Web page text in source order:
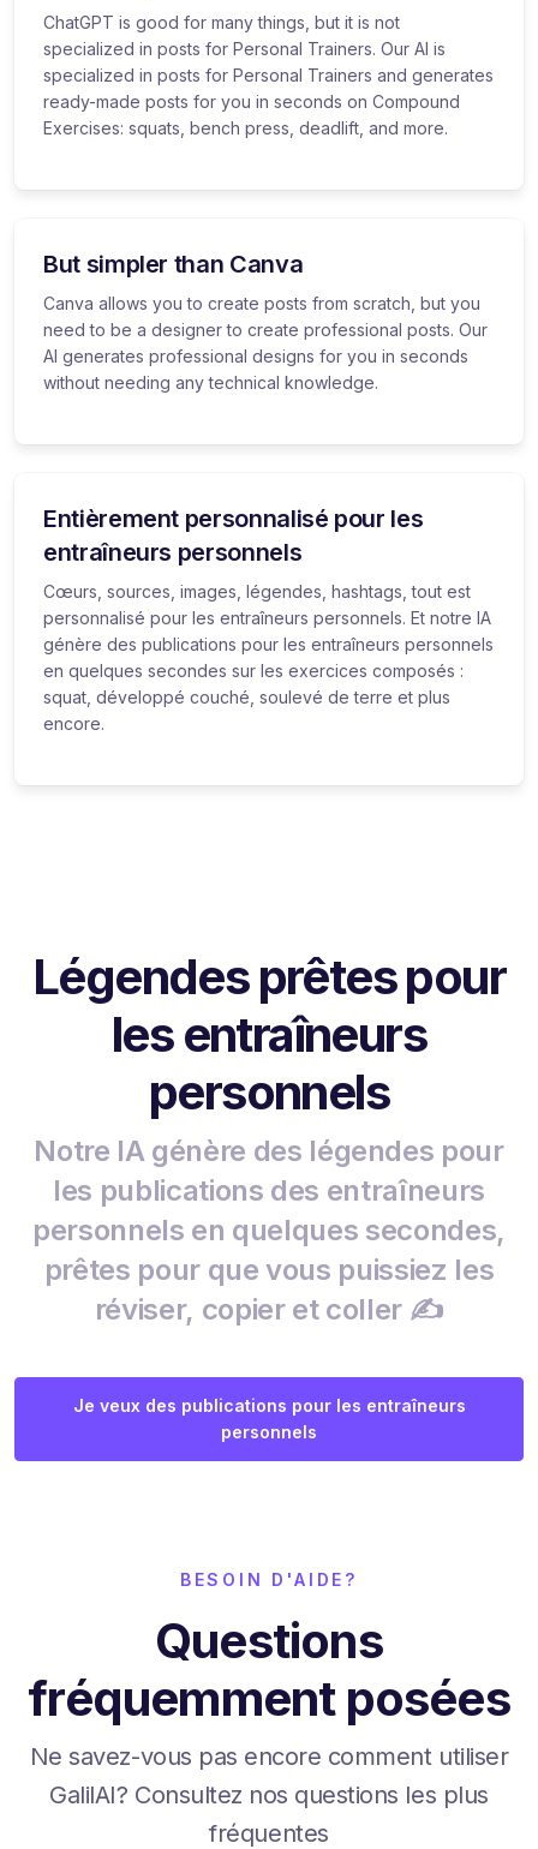
ChatGPT is good for many things, but it is not
specialized in posts for Personal Trainers. Our AI is
specialized in posts for Personal Trainers and generates
ready-made posts for you in seconds on Compound
Exercises: squats, bench press, deadlift, and more.
But simpler than Canva
Canva allows you to create posts from scratch, but you
need to be a designer to create professional posts. Our
AI generates professional designs for you in seconds
without needing any technical knowledge.
Entièrement personnalisé pour les
entraîneurs personnels
Cœurs, sources, images, légendes, hashtags, tout est
personnalisé pour les entraîneurs personnels. Et notre IA
génère des publications pour les entraîneurs personnels
en quelques secondes sur les exercices composés :
squat, développé couché, soulevé de terre et plus
encore.
Légendes prêtes pour
les entraîneurs
personnels
Notre IA génère des légendes pour
les publications des entraîneurs
personnels en quelques secondes,
prêtes pour que vous puissiez les
réviser, copier et coller ✍️
Je veux des publications pour les entraîneurs
personnels
BESOIN D'AIDE?
Questions
fréquemment posées
Ne savez-vous pas encore comment utiliser
GalilAI? Consultez nos questions les plus
fréquentes